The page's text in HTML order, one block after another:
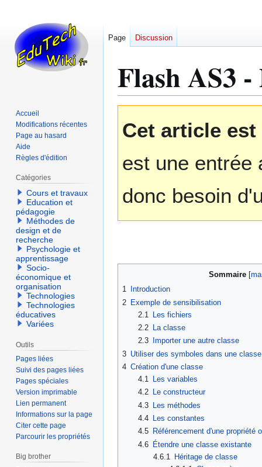
Flash AS3 -
Cet article est
est une entrée
donc besoin
Sommaire
1
Introduction
2 Exemple de sensibilisation
2.1
Les fichiers
2.2
La classe
2.3
Importer une autre classe
3 Utiliser des symboles dans une classe
4 Création d'une classe
4.1
Les variables
4.2
Le constructeur
4.3 Les méthodes
4.4
Les constantes
4.5
Référencement d'une propriété
4.6 Étendre une classe existante
4.6.1
Héritage de classe
Page Discussion
Accueil
Modifications récentes
Page au hasard
Aide
Règles d'édition
Catégories
Cours et travaux
Education et
pédagogie
Méthodes de
design et de
recherche
Psychologie et
apprentissage
Socio-
économique et
organisation
Technologies
Technologies
éducatives
Variées
Outils
Pages liées
Suivi des pages liées
Pages spéciales
Version imprimable
Lien permanent
Informations sur la page
Citer cette page
Parcourir les propriétés
Big brother